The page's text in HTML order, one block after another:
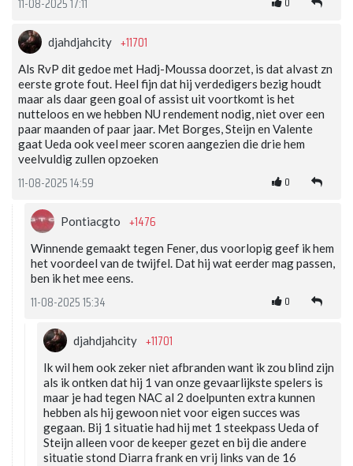
11-08-2025 17:11
djahdjahcity +11701
Als RvP dit gedoe met Hadj-Moussa doorzet, is dat alvast zn
eerste grote fout. Heel fijn dat hij verdedigers bezig houdt
maar als daar geen goal of assist uit voortkomt is het
nutteloos en we hebben NU rendement nodig, niet over een
paar maanden of paar jaar. Met Borges, Steijn en Valente
gaat Ueda ook veel meer scoren aangezien die drie hem
veelvuldig zullen opzoeken
11-08-2025 14:59 0
Pontiacgto +1476
Winnende gemaakt tegen Fener, dus voorlopig geef ik hem
het voordeel van de twijfel. Dat hij wat eerder mag passen,
ben ik het mee eens.
11-08-2025 15:34 0
djahdjahcity +11701
Ik wil hem ook zeker niet afbranden want ik zou blind zijn
als ik ontken dat hij 1 van onze gevaarlijkste spelers is
maar je had tegen NAC al 2 doelpunten extra kunnen
hebben als hij gewoon niet voor eigen succes was
gegaan. Bij 1 situatie had hij met 1 steekpass Ueda of
Steijn alleen voor de keeper gezet en bij die andere
situatie stond Diarra frank en vrij links van de 16